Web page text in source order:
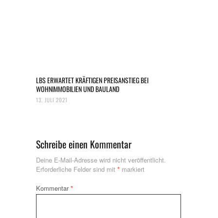
LBS ERWARTET KRÄFTIGEN PREISANSTIEG BEI
WOHNIMMOBILIEN UND BAULAND
13. JULI 2021
Schreibe einen Kommentar
Deine E-Mail-Adresse wird nicht veröffentlicht.
Erforderliche Felder sind mit * markiert
Kommentar*